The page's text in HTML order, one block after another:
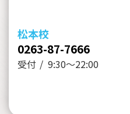
松本校
0263-87-7666
受付 9:30～22:00